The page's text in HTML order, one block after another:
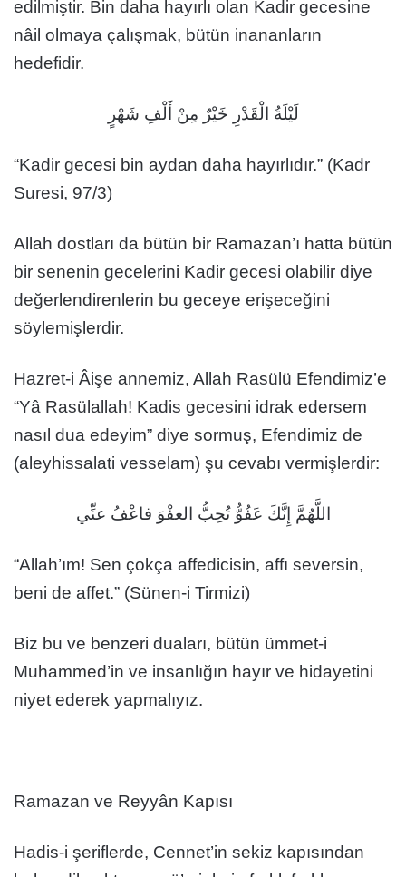
edilmiştir. Bin daha hayırlı olan Kadir gecesine
nâil olmaya çalışmak, bütün inananların
hedefidir.
لَيْلَةُ الْقَدْرِ خَيْرٌ مِنْ أَلْفِ شَهْرٍ
“Kadir gecesi bin aydan daha hayırlıdır.” (Kadr
Suresi, 97/3)
Allah dostları da bütün bir Ramazan’ı hatta bütün
bir senenin gecelerini Kadir gecesi olabilir diye
değerlendirenlerin bu geceye erişeceğini
söylemişlerdir.
Hazret-i Âişe annemiz, Allah Rasülü Efendimiz’e
“Yâ Rasülallah! Kadis gecesini idrak edersem
nasıl dua edeyim” diye sormuş, Efendimiz de
(aleyhissalati vesselam) şu cevabı vermişlerdir:
اللَّهُمَّ إِنَّكَ عَفُوٌّ تُحِبُّ العفْوَ فاعْفُ عنِّي
“Allah’ım! Sen çokça affedicisin, affı seversin,
beni de affet.” (Sünen-i Tirmizi)
Biz bu ve benzeri duaları, bütün ümmet-i
Muhammed’in ve insanlığın hayır ve hidayetini
niyet ederek yapmalıyız.
Ramazan ve Reyyân Kapısı
Hadis-i şeriflerde, Cennet’in sekiz kapısından